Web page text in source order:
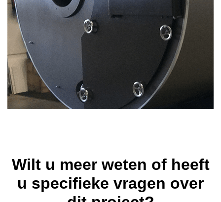
Wilt u meer weten of heeft
u specifieke vragen over